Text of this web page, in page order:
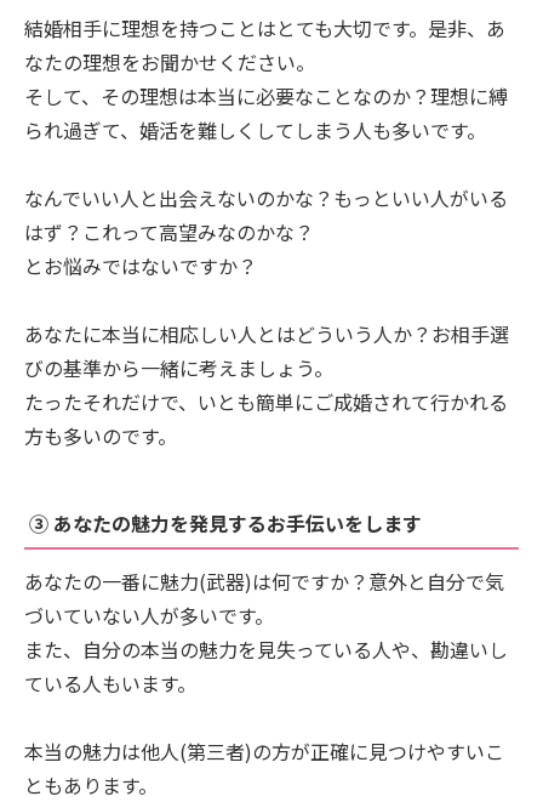
結婚相手に理想を持つことはとても大切です。是非、あ
なたの理想をお聞かせください。
そして、その理想は本当に必要なことなのか？理想に縛
られ過ぎて、婚活を難しくしてしまう人も多いです。
なんでいい人と出会えないのかな？もっといい人がいる
はず？これって高望みなのかな？
とお悩みではないですか？
あなたに本当に相応しい人とはどういう人か？お相手選
びの基準から一緒に考えましょう。
たったそれだけで、いとも簡単にご成婚されて行かれる
方も多いのです。
③ あなたの魅力を発見するお手伝いをします
あなたの一番に魅力(武器)は何ですか？意外と自分で気
づいていない人が多いです。
また、自分の本当の魅力を見失っている人や、勘違いし
ている人もいます。
本当の魅力は他人(第三者)の方が正確に見つけやすいこ
ともあります。